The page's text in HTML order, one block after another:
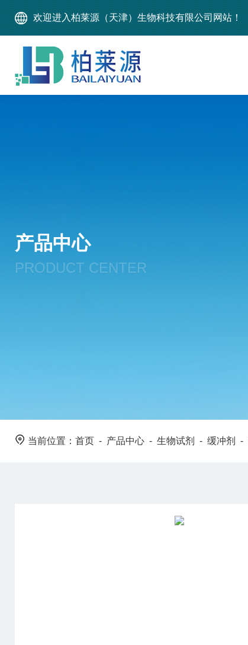
欢迎进入柏莱源（天津）生物科技有限公司网站！
产品中心
PRODUCT CENTER
当前位置： 首页 - 产品中心 - 生物试剂 - 缓冲剂 -